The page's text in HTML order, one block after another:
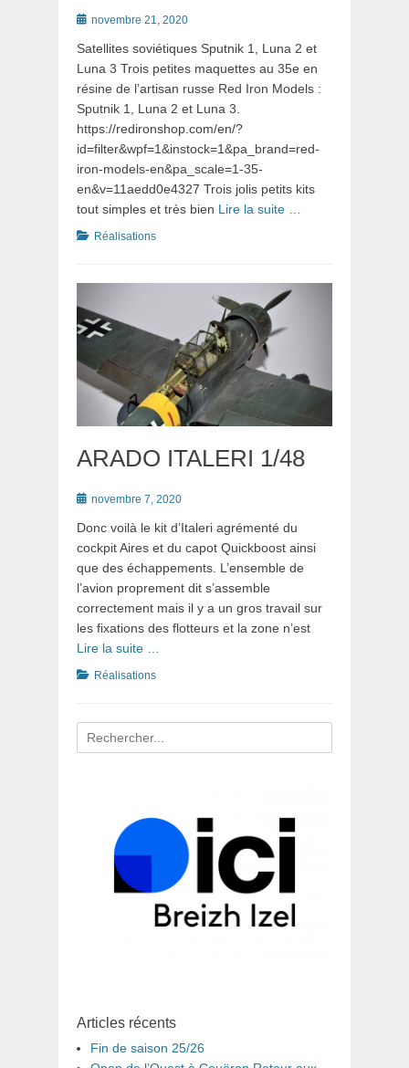
Posténovembre 21, 2020
Satellites soviétiques Sputnik 1, Luna 2 et
Luna 3 Trois petites maquettes au 35e en
résine de l’artisan russe Red Iron Models :
Sputnik 1, Luna 2 et Luna 3.
https://redironshop.com/en/?
id=filter&wpf=1&instock=1&pa_brand=red-
iron-models-en&pa_scale=1-35-
en&v=11aedd0e4327 Trois jolis petits kits
tout simples et très bien Lire la suite …
Catégories
Réalisations
ARADO ITALERI 1/48
Posténovembre 7, 2020
Donc voilà le kit d’Italeri agrémenté du
cockpit Aires et du capot Quickboost ainsi
que des échappements. L’ensemble de
l’avion proprement dit s’assemble
correctement mais il y a un gros travail sur
les fixations des flotteurs et la zone n’est
Lire la suite …
Catégories
Réalisations
Recherche
pour
Articles récents
Fin de saison 25/26